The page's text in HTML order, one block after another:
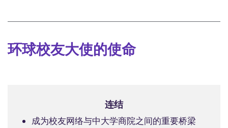
环球校友大使的使命
连结
成为校友网络与中大学商院之间的重要桥梁